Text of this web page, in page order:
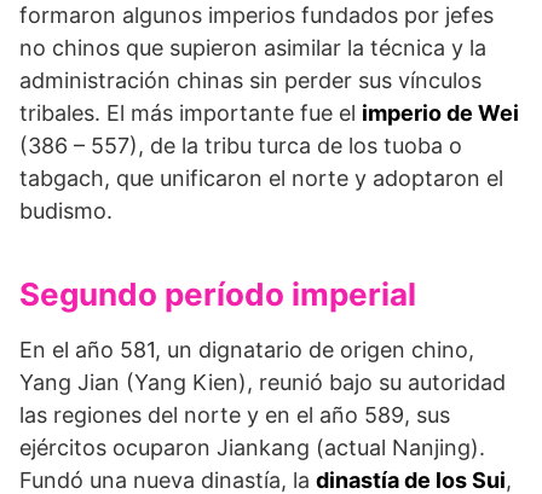
formaron algunos imperios fundados por jefes
no chinos que supieron asimilar la técnica y la
administración chinas sin perder sus vínculos
tribales. El más importante fue el imperio de Wei
(386 – 557), de la tribu turca de los tuoba o
tabgach, que unificaron el norte y adoptaron el
budismo.
Segundo período imperial
En el año 581, un dignatario de origen chino,
Yang Jian (Yang Kien), reunió bajo su autoridad
las regiones del norte y en el año 589, sus
ejércitos ocuparon Jiankang (actual Nanjing).
Fundó una nueva dinastía, la dinastía de los Sui,